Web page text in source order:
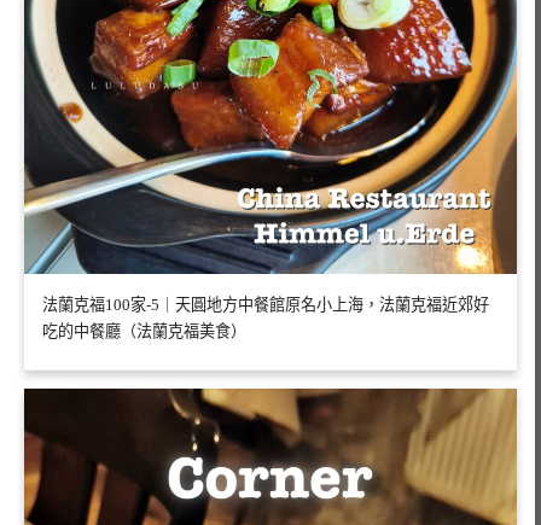
法蘭克福100家-5｜天圓地方中餐館原名小上海，法蘭克福近郊好
吃的中餐廳（法蘭克福美食）